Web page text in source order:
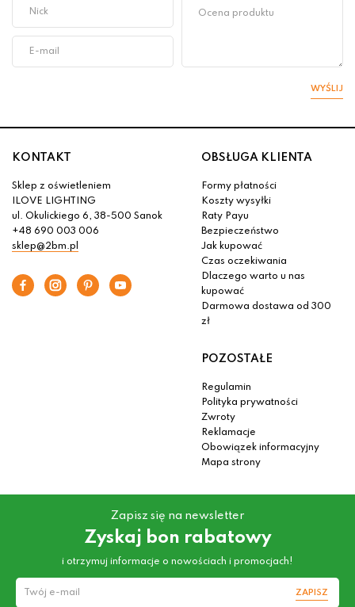
WYŚLIJ
KONTAKT
Sklep z oświetleniem
ILOVE LIGHTING
ul. Okulickiego 6, 38-500 Sanok
+48 690 003 006
sklep@2bm.pl
OBSŁUGA KLIENTA
Formy płatności
Koszty wysyłki
Raty Payu
Bezpieczeństwo
Jak kupować
Czas oczekiwania
Dlaczego warto u nas
kupować
Darmowa dostawa od 300
zł
POZOSTAŁE
Regulamin
Polityka prywatności
Zwroty
Reklamacje
Obowiązek informacyjny
Mapa strony
Zapisz się na newsletter
Zyskaj bon rabatowy
i otrzymuj informacje o nowościach i promocjach!
ZAPISZ